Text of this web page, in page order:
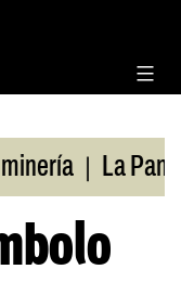
| La Pampa.